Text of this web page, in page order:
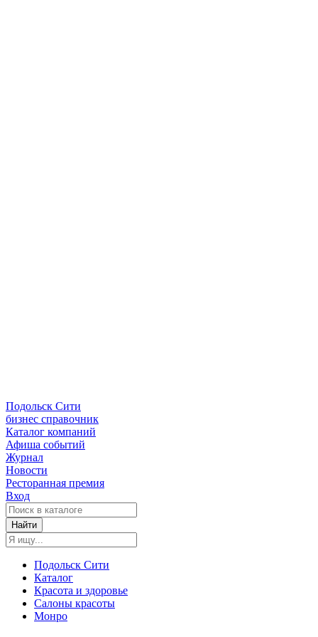
Подольск Сити
бизнес справочник
Каталог компаний
Афиша событий
Журнал
Новости
Ресторанная премия
Вход
Найти
Подольск Сити
Каталог
Красота и здоровье
Салоны красоты
Монро